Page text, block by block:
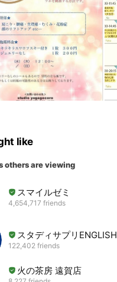
like
others are viewing
スマイルゼミ
4,654,717 friends
スタディサプリENGLISH
122,402 friends
火の茶房 遠賀店